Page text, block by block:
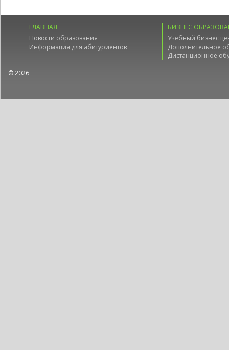
ГЛАВНАЯ
Новости образования
Информация для абитуриентов
БИЗНЕС
Учебный бизнес
Дополнительное
Дистанционное
© 2026